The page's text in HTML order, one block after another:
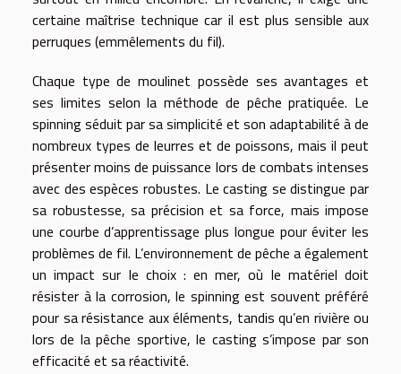
certaine maîtrise technique car il est plus sensible aux
perruques (emmêlements du fil).
Chaque type de moulinet possède ses avantages et
ses limites selon la méthode de pêche pratiquée. Le
spinning séduit par sa simplicité et son adaptabilité à de
nombreux types de leurres et de poissons, mais il peut
présenter moins de puissance lors de combats intenses
avec des espèces robustes. Le casting se distingue par
sa robustesse, sa précision et sa force, mais impose
une courbe d’apprentissage plus longue pour éviter les
problèmes de fil. L’environnement de pêche a également
un impact sur le choix : en mer, où le matériel doit
résister à la corrosion, le spinning est souvent préféré
pour sa résistance aux éléments, tandis qu’en rivière ou
lors de la pêche sportive, le casting s’impose par son
efficacité et sa réactivité.